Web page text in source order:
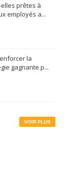
prêtes à
employés a...
la
gagnante p...
VOIR PLUS